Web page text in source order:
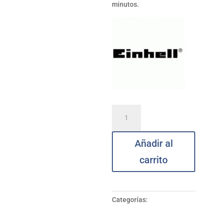
minutos.
und
cantidad
Añadir al
carrito
Categorías: